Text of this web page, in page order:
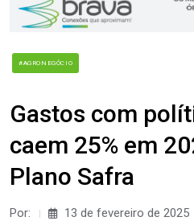
#AGRONEGÓCIO
Gastos com
caem 25% em
Plano Safra
Por: 13 de fevereiro de 2025